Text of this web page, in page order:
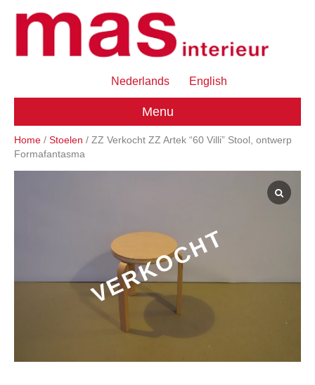
Nederlands English
Menu
Home / Stoelen / ZZ Verkocht ZZ Artek “60 Villi” Stool, ontwerp
Formafantasma